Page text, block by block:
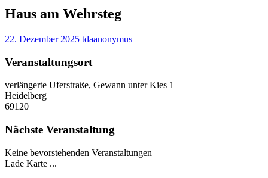
Haus am Wehrsteg
22. Dezember 2025 tdaanonymus
Veranstaltungsort
verlängerte Uferstraße, Gewann unter Kies 1
Heidelberg
69120
Nächste Veranstaltung
Keine bevorstehenden Veranstaltungen
Lade Karte ...